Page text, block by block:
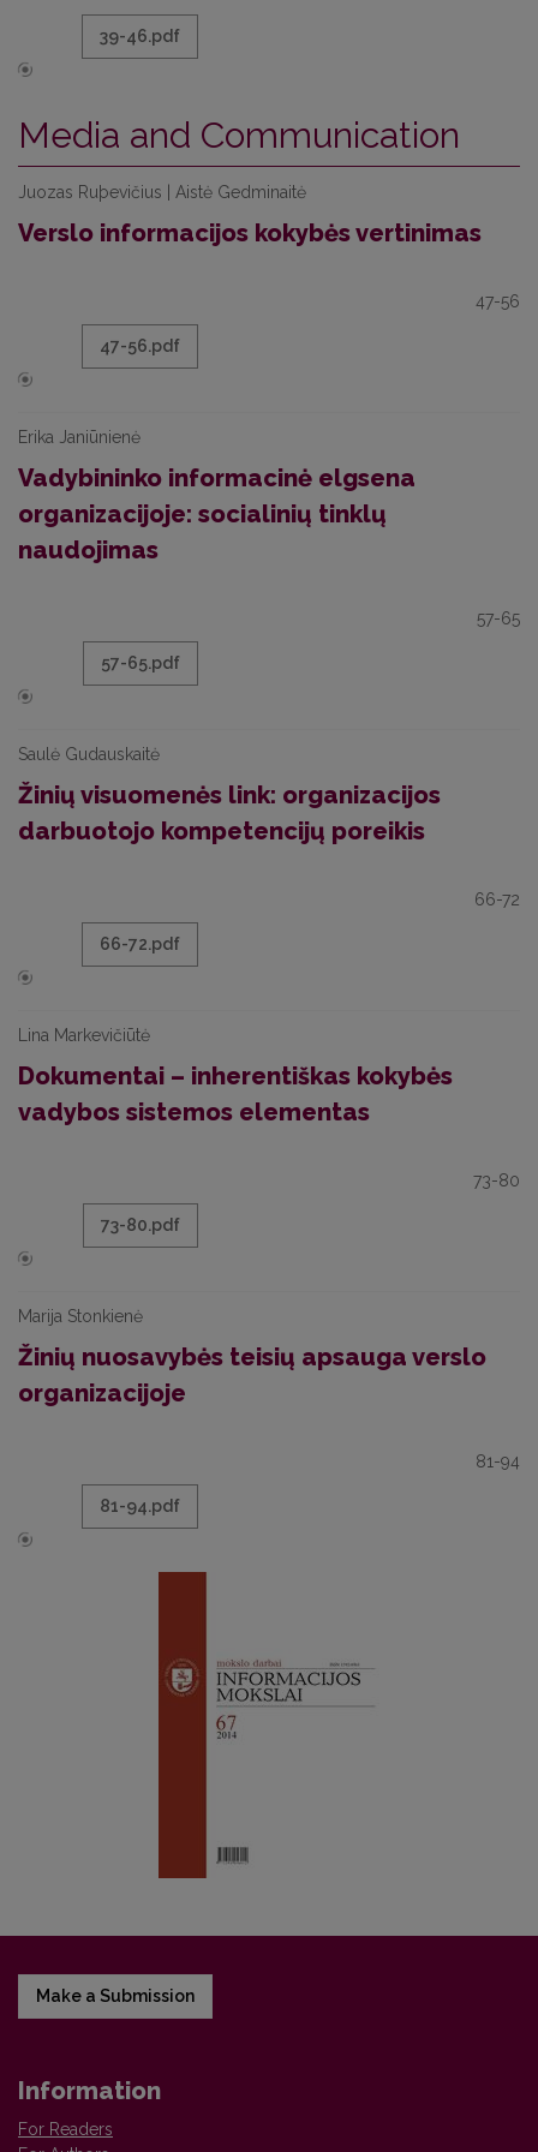
39-46.pdf
Media and Communication
Juozas Ruþevičius | Aistė Gedminaitė
Verslo informacijos kokybės vertinimas
47-56
47-56.pdf
Erika Janiūnienė
Vadybininko informacinė elgsena
organizacijoje: socialinių tinklų
naudojimas
57-65
57-65.pdf
Saulė Gudauskaitė
Žinių visuomenės link: organizacijos
darbuotojo kompetencijų poreikis
66-72
66-72.pdf
Lina Markevičiūtė
Dokumentai – inherentiškas kokybės
vadybos sistemos elementas
73-80
73-80.pdf
Marija Stonkienė
Žinių nuosavybės teisių apsauga verslo
organizacijoje
81-94
81-94.pdf
Make a Submission
Information
For Readers